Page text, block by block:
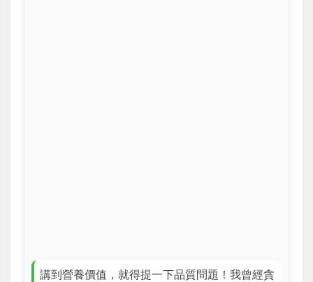
講到營養價值，就得提一下品質問題！我曾經貪